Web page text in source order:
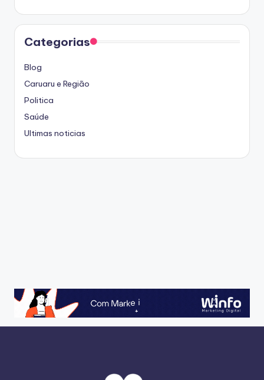
Categorias
Blog
Caruaru e Região
Politica
Saúde
Ultimas noticias